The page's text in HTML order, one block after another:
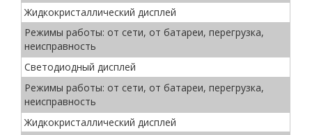
Жидкокристаллический дисплей
Режимы работы: от сети, от батареи, перегрузка,
неисправность
Светодиодный дисплей
Режимы работы: от сети, от батареи, перегрузка,
неисправность
Жидкокристаллический дисплей